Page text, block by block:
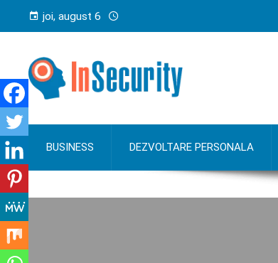
joi, august 6
BUSINESS DEZVOLTARE PERSONALA